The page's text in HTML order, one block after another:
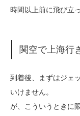
時間以上前に飛び立
関空で上海行
到着後、まずはジェ
いけません。
が、こういうときに